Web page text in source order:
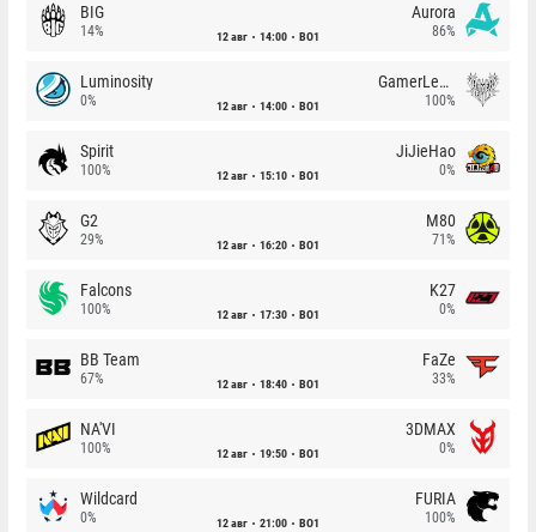
BIG
14% 12 авг 14:00 BO1
Aurora
86%
Luminosity
0% 12 авг 14:00 BO1
GamerLegion
100%
Spirit
100% 12 авг 15:10 BO1
JiJieHao
0%
G2
29% 12 авг 16:20 BO1
M80
71%
Falcons
100% 12 авг 17:30 BO1
K27
0%
BB Team
67% 12 авг 18:40 BO1
FaZe
33%
NA'VI
100% 12 авг 19:50 BO1
3DMAX
0%
Wildcard
0% 12 авг 21:00 BO1
FURIA
100%